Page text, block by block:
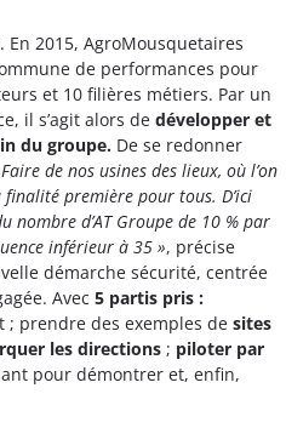
En 2015, AgroMousquetaires
de performances pour
et 10 filières métiers. Par un
il s’agit alors de développer et
du groupe. De se redonner
de nos usines des lieux, où l’on
première pour tous. D’ici
nombre d’AT Groupe de 10 % par
inférieur à 35 », précise
démarche sécurité, centrée
Avec 5 partis pris :
; prendre des exemples de sites
les directions ; piloter par
pour démontrer et, enfin,